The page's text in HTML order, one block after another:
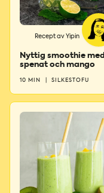
Recept av Yipin
Nyttig smoothie med
spenat och mango
10 MIN SILKESTOFU